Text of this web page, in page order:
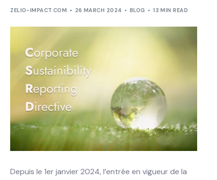
ZELIO-IMPACT.COM 26 MARCH 2024 BLOG 13 MIN READ
Depuis le 1er janvier 2024, l’entrée en vigueur de la